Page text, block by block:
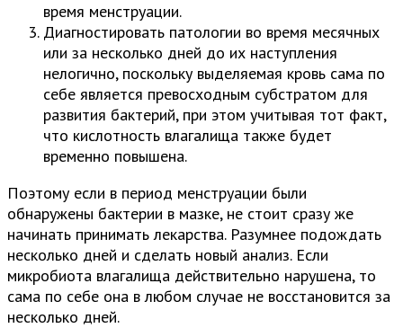
время менструации.
Диагностировать патологии во время месячных
или за несколько дней до их наступления
нелогично, поскольку выделяемая кровь сама по
себе является превосходным субстратом для
развития бактерий, при этом учитывая тот факт,
что кислотность влагалища также будет
временно повышена.
Поэтому если в период менструации были
обнаружены бактерии в мазке, не стоит сразу же
начинать принимать лекарства. Разумнее подождать
несколько дней и сделать новый анализ. Если
микробиота влагалища действительно нарушена, то
сама по себе она в любом случае не восстановится за
несколько дней.